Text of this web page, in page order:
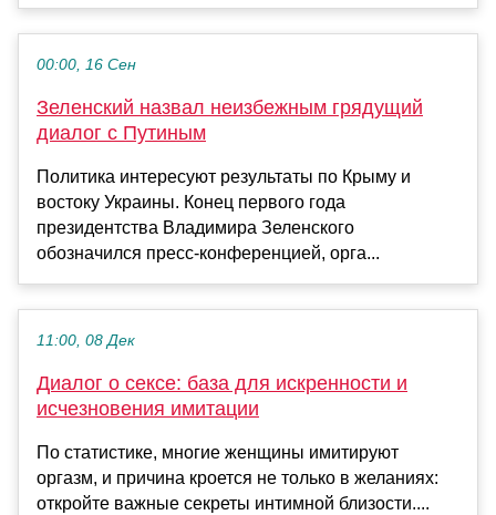
00:00, 16 Сен
Зеленский назвал неизбежным грядущий
диалог с Путиным
Политика интересуют результаты по Крыму и
востоку Украины. Конец первого года
президентства Владимира Зеленского
обозначился пресс-конференцией, орга...
11:00, 08 Дек
Диалог о сексе: база для искренности и
исчезновения имитации
По статистике, многие женщины имитируют
оргазм, и причина кроется не только в желаниях:
откройте важные секреты интимной близости....